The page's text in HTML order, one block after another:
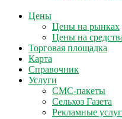
Цены
Цены на рынках
Цены на
Торговая площадка
Карта
Справочник
Услуги
СМС-пакеты
Сельхоз Газета
Рекламные